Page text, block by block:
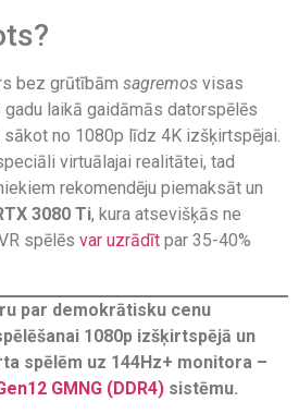
bez grūtībām sagremos visas
laikā gaidāmās datorspēlēs
no 1080p līdz 4K izšķirtspējai.
virtuālajai realitātei, tad
rekomendēju piemaksāt un
3080 Ti, kura atsevišķās ne
spēlēs var uzrādīt par 35-40%
par demokrātisku cenu
1080p izšķirtspējā un
spēlēm uz 144Hz+ monitora –
GMNG (DDR4) sistēmu.